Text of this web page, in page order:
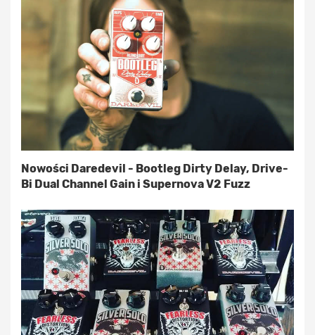
Nowości Daredevil - Bootleg Dirty Delay, Drive-
Bi Dual Channel Gain i Supernova V2 Fuzz